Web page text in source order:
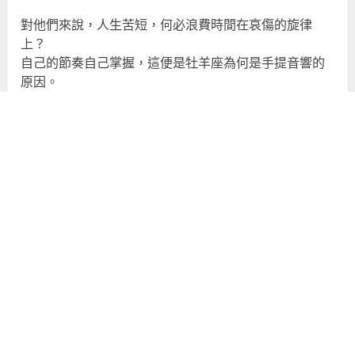
對他們來說，人生苦短，何必浪費時間在哀傷的旋律
上？
自己的節奏自己掌握，這便是牡羊座為何是手提音響的
原因。